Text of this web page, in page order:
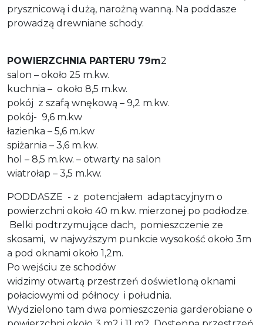
prysznicową i dużą, narożną wanną. Na poddasze
prowadzą drewniane schody.
POWIERZCHNIA PARTERU 79m2
salon – około 25 m.kw.
kuchnia – około 8,5 m.kw.
pokój z szafą wnękową – 9,2 m.kw.
pokój- 9,6 m.kw
łazienka – 5,6 m.kw
spiżarnia – 3,6 m.kw.
hol – 8,5 m.kw. – otwarty na salon
wiatrołap – 3,5 m.kw.
PODDASZE - z potencjałem adaptacyjnym o
powierzchni około 40 m.kw. mierzonej po podłodze.
Belki podtrzymujące dach, pomieszczenie ze
skosami, w najwyższym punkcie wysokość około 3m
a pod oknami około 1,2m.
Po wejściu ze schodów
widzimy otwartą przestrzeń doświetloną oknami
połaciowymi od północy i południa.
Wydzielono tam dwa pomieszczenia garderobiane o